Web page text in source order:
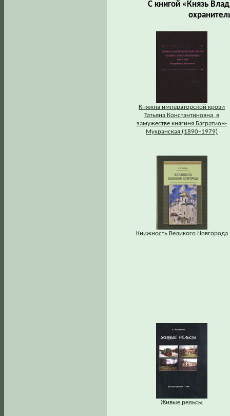
С книгой «Князь
Княжна императорской крови
Татьяна Константиновна, в
замужестве княгиня Багратион-
Мухранская (1890–1979)
Книжность Великого Новгорода
Живые рельсы